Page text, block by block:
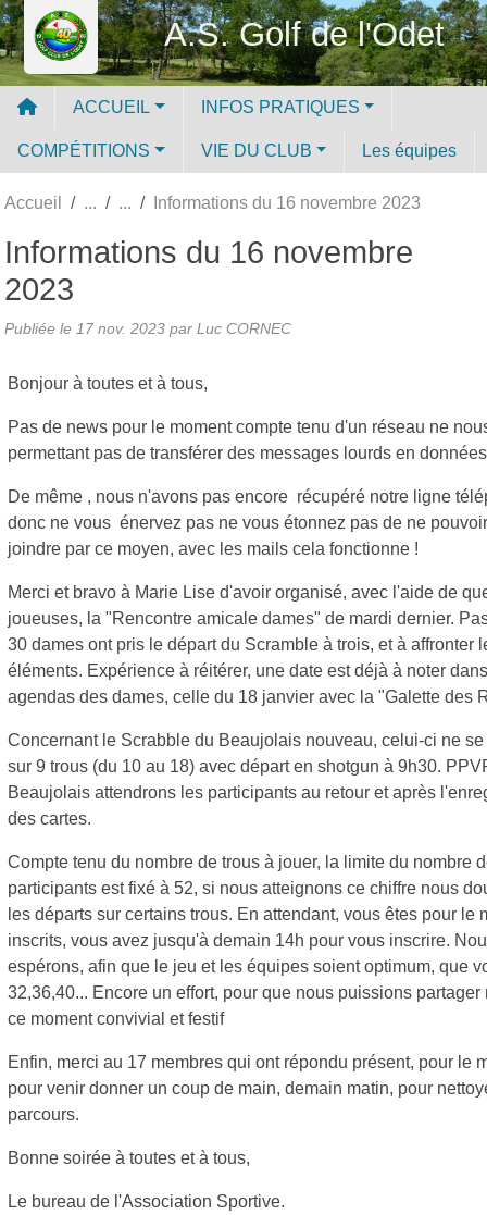
A.S. Golf de l'Odet
ACCUEIL INFOS PRATIQUES
COMPÉTITIONS VIE DU CLUB Les équipes
Accueil Informations du 16 novembre 2023
Informations du 16 novembre
2023
Publiée le 17 nov. 2023 par Luc CORNEC
Bonjour à toutes et à tous,
Pas de news pour le moment compte tenu d'un réseau ne
permettant pas de transférer des messages lourds en
De même , nous n'avons pas encore récupéré notre ligne
donc ne vous énervez pas ne vous étonnez pas de ne
joindre par ce moyen, avec les mails cela fonctionne !
Merci et bravo à Marie Lise d'avoir organisé, avec l'aide de
joueuses, la "Rencontre amicale dames" de mardi dernier.
30 dames ont pris le départ du Scramble à trois, et à affronter
éléments. Expérience à réitérer, une date est déjà à noter
agendas des dames, celle du 18 janvier avec la "Galette des
Concernant le Scrabble du Beaujolais nouveau, celui-ci ne
sur 9 trous (du 10 au 18) avec départ en shotgun à 9h30.
Beaujolais attendrons les participants au retour et après
des cartes.
Compte tenu du nombre de trous à jouer, la limite du nombre
participants est fixé à 52, si nous atteignons ce chiffre nous
les départs sur certains trous. En attendant, vous êtes pour le
inscrits, vous avez jusqu'à demain 14h pour vous inscrire.
espérons, afin que le jeu et les équipes soient optimum, que
32,36,40... Encore un effort, pour que nous puissions partager
ce moment convivial et festif
Enfin, merci au 17 membres qui ont répondu présent, pour le
pour venir donner un coup de main, demain matin, pour
parcours.
Bonne soirée à toutes et à tous,
Le bureau de l'Association Sportive.
Panneau de gestion des cookies